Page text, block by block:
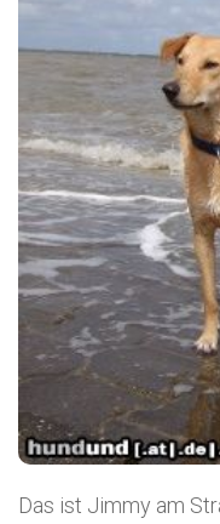
Das ist Jimmy am